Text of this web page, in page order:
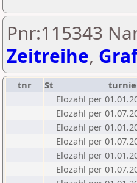
Pnr:115343
Zeitreihe,
tnr St
Elozahl per
Elozahl per
Elozahl per
Elozahl per
Elozahl per
Elozahl per